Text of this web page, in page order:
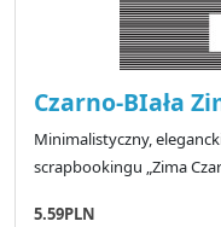
Czarno-BIała
Minimalistyczny,
scrapbookingu „Zima
5.59PLN